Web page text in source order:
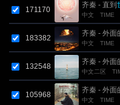
171170
齐秦 - 直到
中文 TIME
183382
齐秦 - 外面
中文 TIME
132548
齐秦 - 外面
中文二区
105968
齐秦 - 外面
中文 TIME